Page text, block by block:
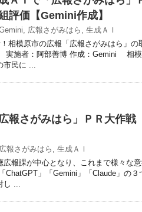
評価【Gemini作成】
, 広報さがみはら , 生成ＡＩ
相模原市の広報「広報さがみはら」の
実施者：阿部善博 作成：Gemini 相
市民に ...
報さがみはら」ＰＲ大作
広報さがみはら , 生成ＡＩ
広報課が中心となり、これまで様々な
ChatGPT」「Gemini」「Claude」の
し ...